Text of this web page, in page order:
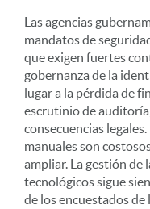
Las agencias
mandatos de
que exigen fuertes
gobernanza de la
lugar a la pérdida de
escrutinio de
consecuencias
manuales son
ampliar. La gestión de
tecnológicos sigue
de los encuestados